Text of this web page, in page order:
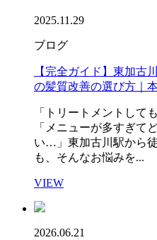
2025.11.29
ブログ
【完全ガイド】東加古
の髪質改善の選び方｜
「トリートメントして
「メニューが多すぎて
い…」東加古川駅から
も、そんなお悩みを...
VIEW
2026.06.21